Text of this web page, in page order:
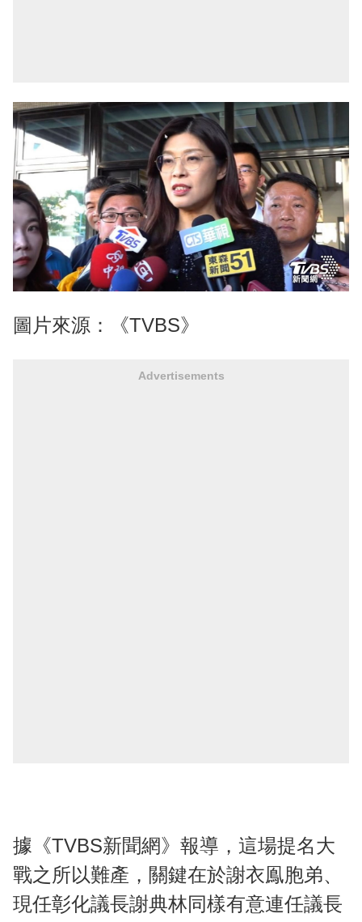
圖片來源：《TVBS》
Advertisements
據《TVBS新聞網》報導，這場提名大
戰之所以難產，關鍵在於謝衣鳯胞弟、
現任彰化議長謝典林同樣有意連任議長